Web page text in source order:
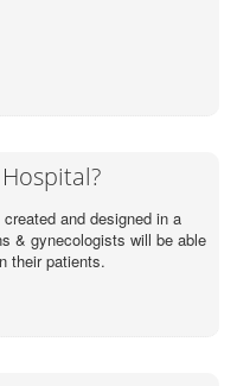
and designed in a
& gynecologists will be able
their patients.